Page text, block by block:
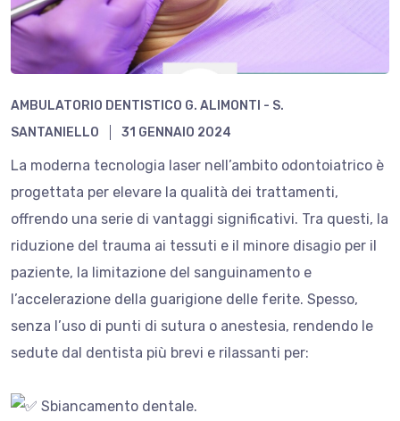
AMBULATORIO DENTISTICO G. ALIMONTI - S.
SANTANIELLO
31 GENNAIO 2024
La moderna tecnologia laser nell’ambito odontoiatrico è
progettata per elevare la qualità dei trattamenti,
offrendo una serie di vantaggi significativi. Tra questi, la
riduzione del trauma ai tessuti e il minore disagio per il
paziente, la limitazione del sanguinamento e
l’accelerazione della guarigione delle ferite. Spesso,
senza l’uso di punti di sutura o anestesia, rendendo le
sedute dal dentista più brevi e rilassanti per:
Sbiancamento dentale.